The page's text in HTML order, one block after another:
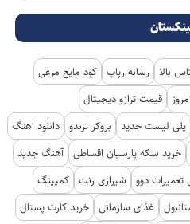
بالا رسانه رپاپ کود مایع مرغی
قیمت ترازو دیجیتال
پلی لیست جدید بروکر ترندو دانلود اهنگ
خرید سکه پارسیان اقساطی آهنگ جدید
تعمیرات دوو شیرازی رنت کمپینگ
غذای سازمانی خرید کارت پستال